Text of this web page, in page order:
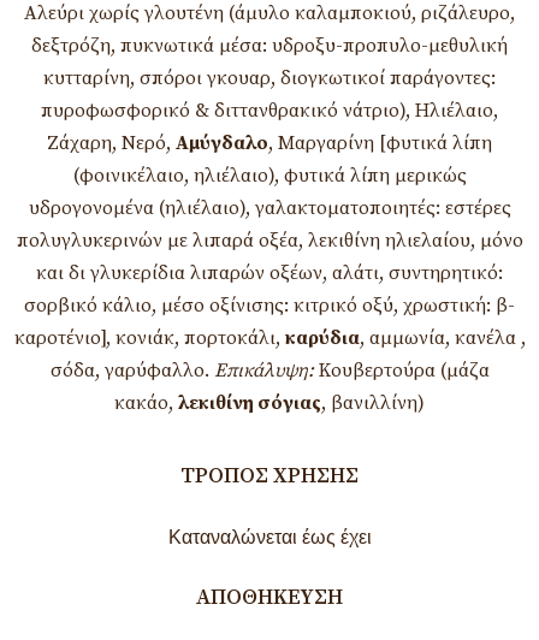
Αλεύρι χωρίς γλουτένη (άμυλο καλαμποκιού, ριζάλευρο,
δεξτρόζη, πυκνωτικά μέσα: υδροξυ-προπυλο-μεθυλική
κυτταρίνη, σπόροι γκουαρ, διογκωτικοί παράγοντες:
πυροφωσφορικό & διττανθρακικό νάτριο), Ηλιέλαιο,
Ζάχαρη, Νερό, Αμύγδαλο, Μαργαρίνη [φυτικά λίπη
(φοινικέλαιο, ηλιέλαιο), φυτικά λίπη μερικώς
υδρογονομένα (ηλιέλαιο), γαλακτοματοποιητές: εστέρες
πολυγλυκερινών με λιπαρά οξέα, λεκιθίνη ηλιελαίου, μόνο
και δι γλυκερίδια λιπαρών οξέων, αλάτι, συντηρητικό:
σορβικό κάλιο, μέσο οξίνισης: κιτρικό οξύ, χρωστική: β-
καροτένιο], κονιάκ, πορτοκάλι, καρύδια, αμμωνία, κανέλα ,
σόδα, γαρύφαλλο. Επικάλυψη:Κουβερτούρα (μάζα
κακάο, λεκιθίνη σόγιας, βανιλλίνη)
ΤΡΌΠΟΣ ΧΡΉΣΗΣ
Καταναλώνεται έως έχει
ΑΠΟΘΉΚΕΥΣΗ